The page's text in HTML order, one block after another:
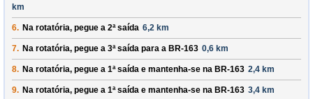
km
6. Na rotatória, pegue a 2ªsaída 6,2 km
7. Na rotatória, pegue a 3ªsaída para a BR-163 0,6 km
8. Na rotatória, pegue a 1ªsaída e mantenha-se na BR-163 2,4 km
9. Na rotatória, pegue a 1ªsaída e mantenha-se na BR-163 3,4 km